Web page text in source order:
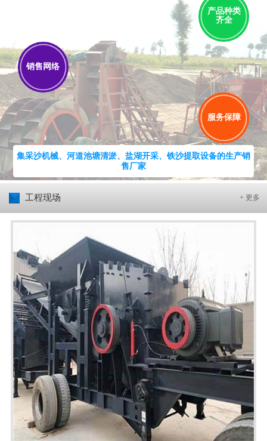
产品种类
齐全
销售网络
服务保障
集采沙机械、河道池塘清淤、盐湖开采、铁沙提取设备的生产销
售厂家
工程现场 + 更多